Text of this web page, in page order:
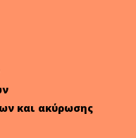
και ακύρωσης